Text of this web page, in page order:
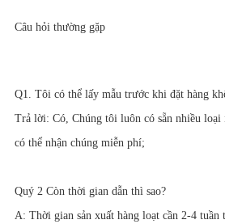
Câu hỏi thường gặp
Q1. Tôi có thể lấy mẫu trước khi đặt hàng
Trả lời: Có, Chúng tôi luôn có sẵn nhiều loại
có thể nhận chúng miễn phí;
Quý 2 Còn thời gian dẫn thì sao?
A: Thời gian sản xuất hàng loạt cần 2-4 tuần